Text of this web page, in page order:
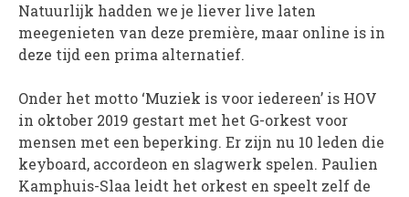
Natuurlijk hadden we je liever live laten
meegenieten van deze première, maar online is in
deze tijd een prima alternatief.
Onder het motto ‘Muziek is voor iedereen’ is HOV
in oktober 2019 gestart met het G-orkest voor
mensen met een beperking. Er zijn nu 10 leden die
keyboard, accordeon en slagwerk spelen. Paulien
Kamphuis-Slaa leidt het orkest en speelt zelf de